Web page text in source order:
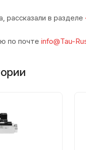
рассказали в разделе
по почте info@Tau-